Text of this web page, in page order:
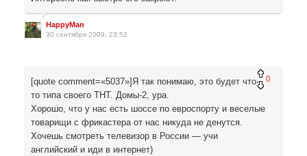
HappyMan
30 сентября 2009, 23:52
0
[quote comment=«5037»]Я так понимаю, это будет что-
то типа своего ТНТ. Домы-2, ура.
Хорошо, что у нас есть шоссе по евроспорту и веселые
товарищи с фрикастера от нас никуда не денутся.
Хочешь смотреть телевизор в России — учи
английский и иди в интернет)